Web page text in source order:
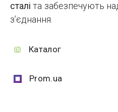
сталі та забезпечують
з’єднання.
Каталог
Prom.ua